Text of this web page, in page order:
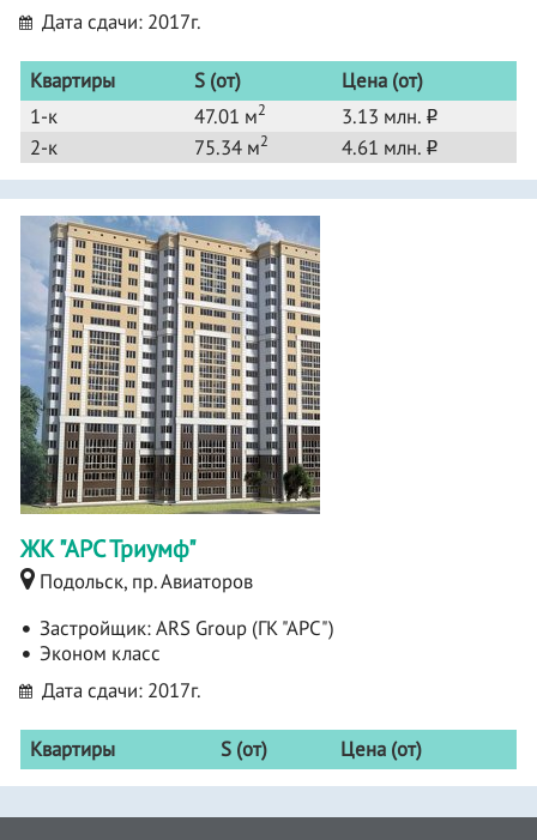
Дата сдачи: 2017г.
Квартиры S (от)
Цена (от)
1-к
47.01 м2 3.13 млн. o
2-к 75.34 м2 4.61 млн. o
ЖК "АРС Триумф"
Подольск, пр. Авиаторов
Застройщик:ARS Group (ГК "АРС")
Эконом класс
Дата сдачи: 2017г.
Квартиры S (от) Цена (от)